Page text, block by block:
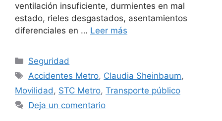
ventilación insuficiente, durmientes en mal
estado, rieles desgastados, asentamientos
diferenciales en … Leer más
Seguridad
Accidentes Metro, Claudia Sheinbaum,
Movilidad , STC Metro, Transporte público
Deja un comentario